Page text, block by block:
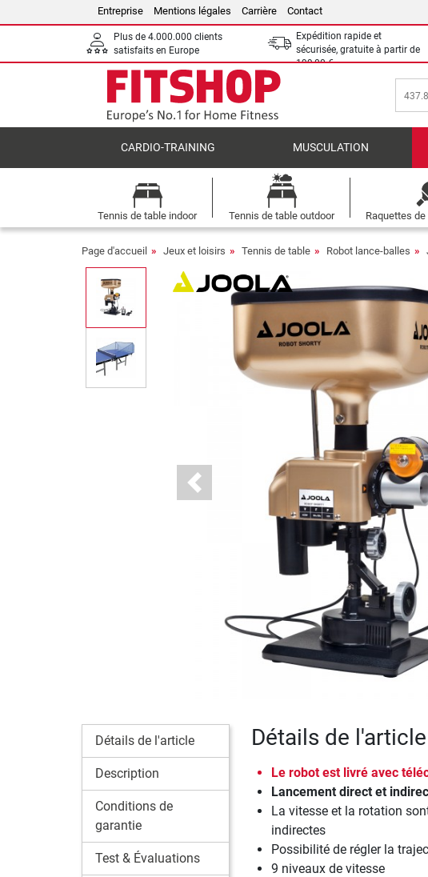
Entreprise Mentions légales Carrière Contact
Plus de 4.000.000 clients
satisfaits en Europe
Expédition rapide et
sécurisée, gratuite à partir de
199,00 €
CARDIO-TRAINING MUSCULATION
Tennis de table indoor Tennis de table outdoor Raquettes
Page d'accueil Jeux et loisirs Tennis de table Robot lance-balles
Previous
Détails de l'article
Description
Conditions de
garantie
Test & Évaluations
Détails de
Le robot est livré avec
Lancement direct et
La vitesse et la rotation
indirectes
Possibilité de régler la
9 niveaux de vitesse